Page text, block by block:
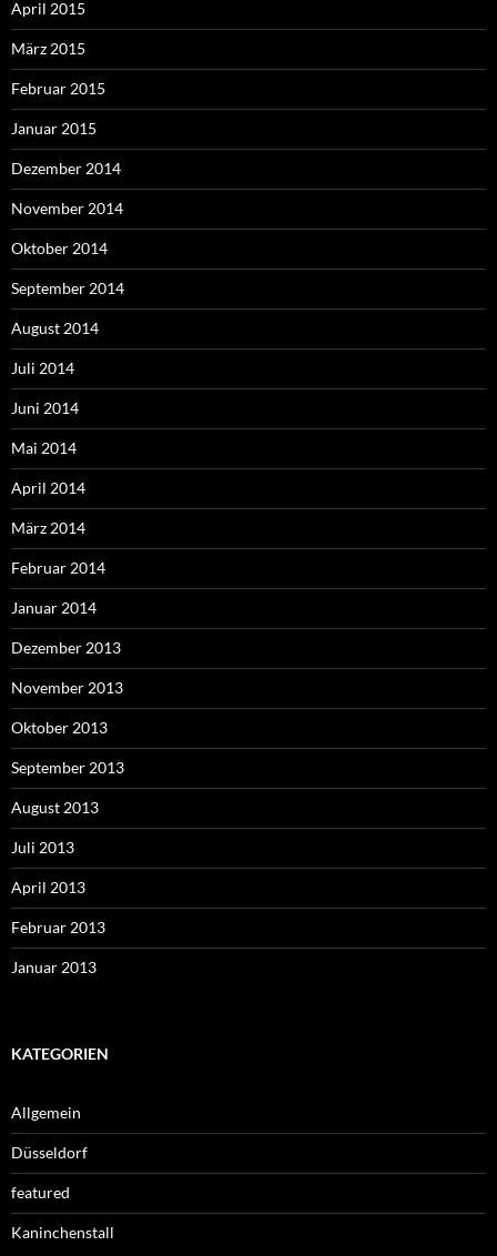
April 2015
März 2015
Februar 2015
Januar 2015
Dezember 2014
November 2014
Oktober 2014
September 2014
August 2014
Juli 2014
Juni 2014
Mai 2014
April 2014
März 2014
Februar 2014
Januar 2014
Dezember 2013
November 2013
Oktober 2013
September 2013
August 2013
Juli 2013
April 2013
Februar 2013
Januar 2013
KATEGORIEN
Allgemein
Düsseldorf
featured
Kaninchenstall